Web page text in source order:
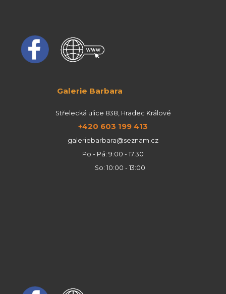
Galerie Barbara
Střelecká ulice 838, Hradec Králové
+420 603 199 413
galeriebarbara@seznam.cz
Po - Pá: 9:00 - 17:30
So: 10:00 - 13:00